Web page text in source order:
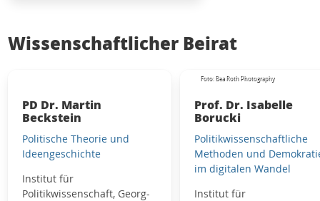
Wissenschaftlicher Beirat
PD Dr. Martin
Beckstein
Politische Theorie und
Ideengeschichte
Institut für
Politikwissenschaft, Georg-
Foto: Bea Roth Photography
Prof. Dr. Isabelle
Borucki
Politikwissenschaftliche
Methoden und
im digitalen Wandel
Institut für